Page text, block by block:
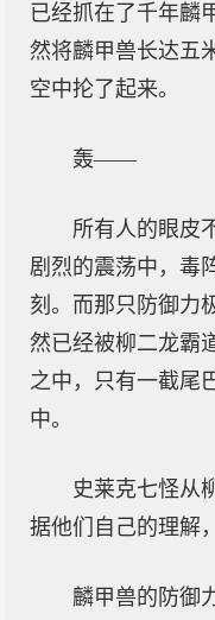
已经抓在了千年麟
然将麟甲兽长达五
空中抡了起来。
轰——
所有人的眼皮
剧烈的震荡中，毒
刻。而那只防御力
然已经被柳二龙霸
之中，只有一截尾
中。
史莱克七怪从
据他们自己的理解
麟甲兽的防御